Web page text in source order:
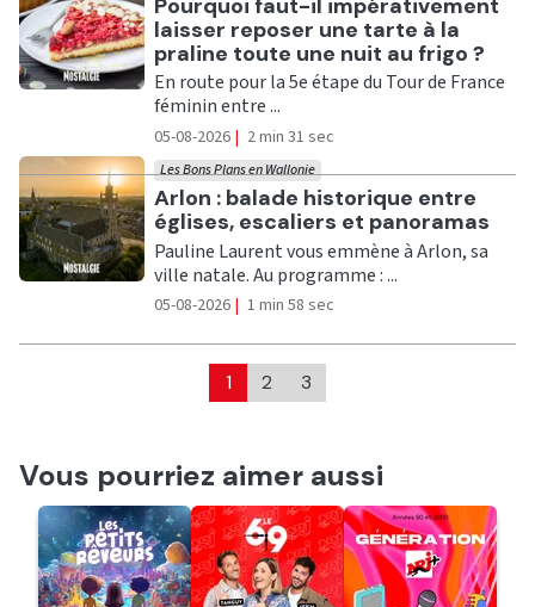
laisser reposer une tarte à la
praline toute une nuit au frigo ?
En route pour la 5e étape du Tour de France
féminin entre ...
05-08-2026 | 2 min 31 sec
Ecouter
Arlon : balade historique entre
églises, escaliers et panoramas
Les Bons Plans en Wallonie
Pauline Laurent vous emmène à Arlon, sa
ville natale. Au programme : ...
05-08-2026 | 1 min 58 sec
1 2 3
Vous pourriez aimer aussi